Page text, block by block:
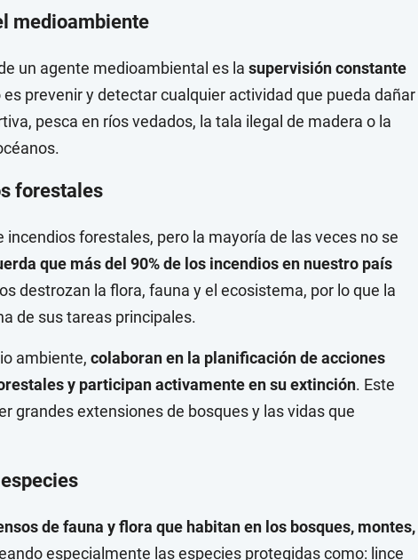
medioambiente
un agente medioambiental es la supervisión constante
es prevenir y detectar cualquier actividad que pueda dañar
pesca en ríos vedados, la tala ilegal de madera o la
forestales
incendios forestales, pero la mayoría de las veces no se
que más del 90% de los incendios en nuestro país
destrozan la flora, fauna y el ecosistema, por lo que la
de sus tareas principales.
ambiente, colaboran en la planificación de acciones
y participan activamente en su extinción. Este
grandes extensiones de bosques y las vidas que
de fauna y flora que habitan en los bosques, montes,
especialmente las especies protegidas como: lince